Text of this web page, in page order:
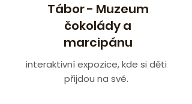
Tábor - Muzeum
čokolády a
marcipánu
interaktivní expozice, kde si děti
přijdou na své.